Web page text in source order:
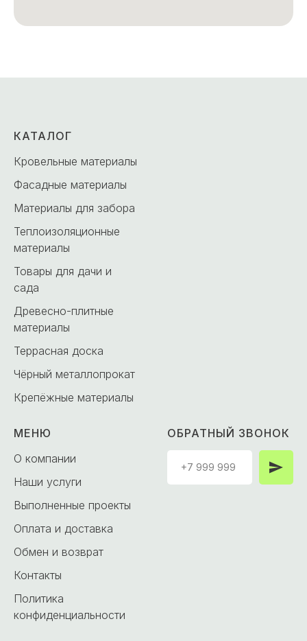
КАТАЛОГ
Кровельные материалы
Фасадные материалы
Материалы для забора
Теплоизоляционные
материалы
Товары для дачи и
сада
Древесно-плитные
материалы
Террасная доска
Чёрный металлопрокат
Крепёжные материалы
МЕНЮ
О компании
Наши услуги
Выполненные проекты
Оплата и доставка
Обмен и возврат
Контакты
Политика
конфиденциальности
ОБРАТНЫЙ ЗВОНОК